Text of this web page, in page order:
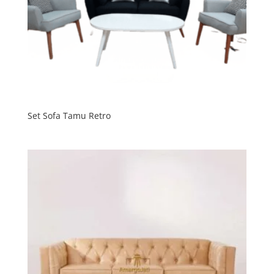
Set Sofa Tamu Retro